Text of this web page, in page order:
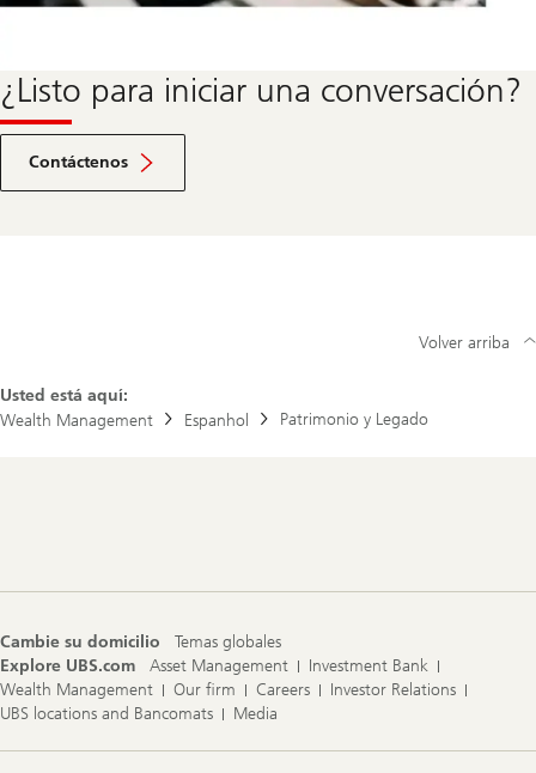
¿Listo para iniciar una conversación?
Contáctenos
Ir
a
Usted está aquí:
Wealth Management
Espanhol Patrimonio y Legado
Volver arriba
Cambie su domicilio
Temas globales
Explore UBS.com
Asset Management
Investment Bank
Wealth Management
Our firm Careers
Investor Relations
UBS locations and Bancomats
Media